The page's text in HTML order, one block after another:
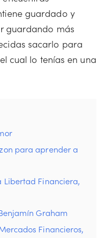
guardado y
guardando más
sacarlo para
cual lo tenías en una
para aprender a
Financiera,
Graham
Financieros,